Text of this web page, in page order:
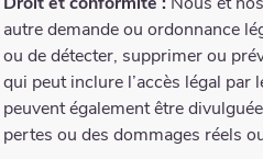
autre demande ou ordonnance
ou de détecter, supprimer ou
qui peut inclure l’accès légal
peuvent également être
pertes ou des dommages réels